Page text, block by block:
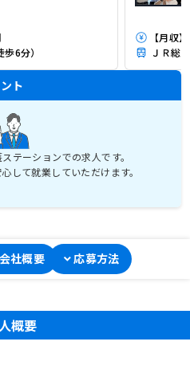
6分）
ＪＲ総
ト
テーションでの求人です。
して就業していただけます。
会社概要 応募方法
概要